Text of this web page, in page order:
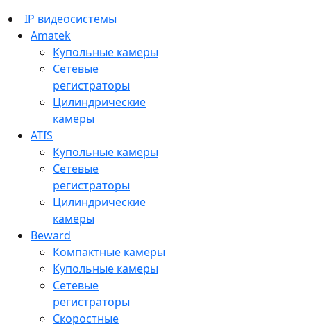
IP видеосистемы
Amatek
Купольные камеры
Сетевые
регистраторы
Цилиндрические
камеры
ATIS
Купольные камеры
Сетевые
регистраторы
Цилиндрические
камеры
Beward
Компактные камеры
Купольные камеры
Сетевые
регистраторы
Скоростные